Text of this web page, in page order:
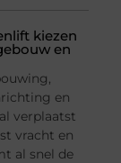
kiezen
en
en
verplaatst
vracht en
al snel de